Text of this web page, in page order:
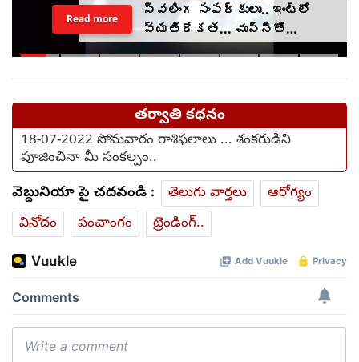
స్వలింగ సంపర్కులు.. ఇంట్లో
వ్యతిరేకత... చున్నీతో
ఉరేసుకుని ఆత్మహత్య
Read more
తర్వాతి కథనం
18-07-2022 సోమవారం రాశిఫలాలు ... శంకరుడిని
పూజించినా మీ సంకల్పం..
వెబ్దునియా పై చదవండి : తెలుగు వార్తలు
ఆరోగ్యం
వినోదం
పంచాంగం ట్రెండింగ్..